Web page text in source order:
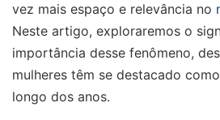
vez mais espaço e relevância no
Neste artigo, exploraremos o
importância desse fenômeno,
mulheres têm se destacado
longo dos anos.